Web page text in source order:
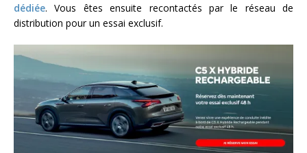
dédiée. Vous êtes ensuite recontactés par le réseau de
distribution pour un essai exclusif.